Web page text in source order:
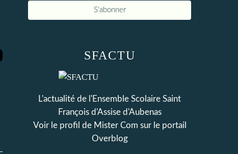
SFACTU
L'actualité de l'Ensemble Scolaire Saint
François d'Assise d'Aubenas
Voir le profil de Mister Com sur le portail
Overblog